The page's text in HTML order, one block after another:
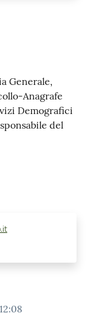
Generale,
Anagrafe
Demografici
del